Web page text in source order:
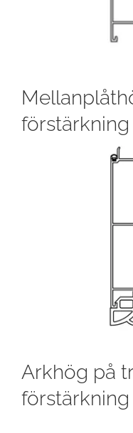
förstärkning
Arkhög på
förstärkning